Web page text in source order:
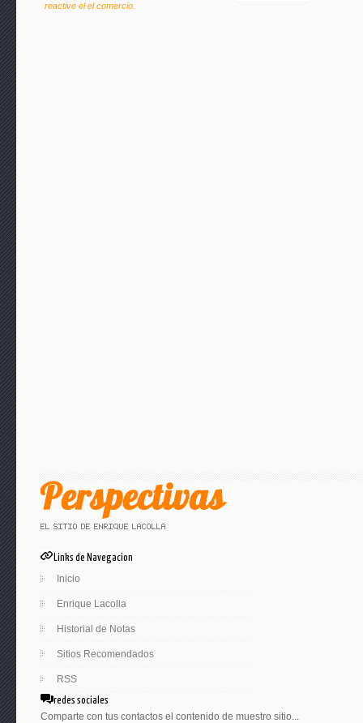
reactive el el comercio.
Links de Navegacion
Inicio
Enrique Lacolla
Historial de Notas
Sitios Recomendados
RSS
redes sociales
Comparte con tus contactos el contenido de muestro sitio...